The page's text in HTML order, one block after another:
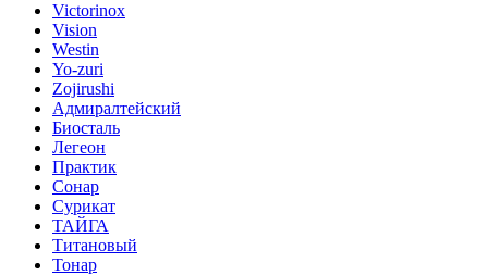
Victorinox
Vision
Westin
Yo-zuri
Zojirushi
Адмиралтейский
Биосталь
Легеон
Практик
Сонар
Сурикат
ТАЙГА
Титановый
Тонар